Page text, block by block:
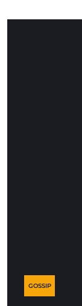
GOSSIP